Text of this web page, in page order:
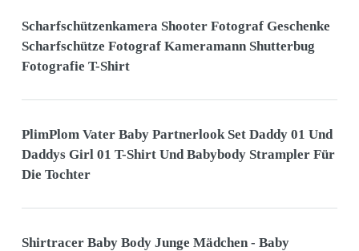
Scharfschützenkamera Shooter Fotograf Geschenke
Scharfschütze Fotograf Kameramann Shutterbug
Fotografie T-Shirt
PlimPlom Vater Baby Partnerlook Set Daddy 01 Und
Daddys Girl 01 T-Shirt Und Babybody Strampler Für
Die Tochter
Shirtracer Baby Body Junge Mädchen - Baby